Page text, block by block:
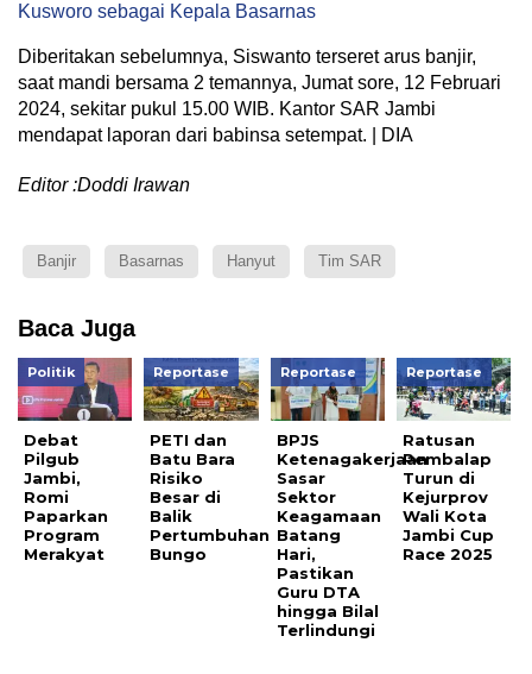
Kusworo sebagai Kepala Basarnas
Diberitakan sebelumnya, Siswanto terseret arus banjir,
saat mandi bersama 2 temannya, Jumat sore, 12 Februari
2024, sekitar pukul 15.00 WIB. Kantor SAR Jambi
mendapat laporan dari babinsa setempat. | DIA
Editor :Doddi Irawan
Banjir Basarnas Hanyut Tim SAR
Baca Juga
Politik
Debat
Pilgub
Jambi,
Romi
Paparkan
Program
Merakyat
Reportase
PETI dan
Batu Bara
Risiko
Besar di
Balik
Pertumbuhan
Bungo
Reportase
BPJS
Ketenagakerjaan
Sasar
Sektor
Keagamaan
Batang
Hari,
Pastikan
Guru DTA
hingga Bilal
Terlindungi
Reportase
Ratusan
Pembalap
Turun di
Kejurprov
Wali Kota
Jambi Cup
Race 2025